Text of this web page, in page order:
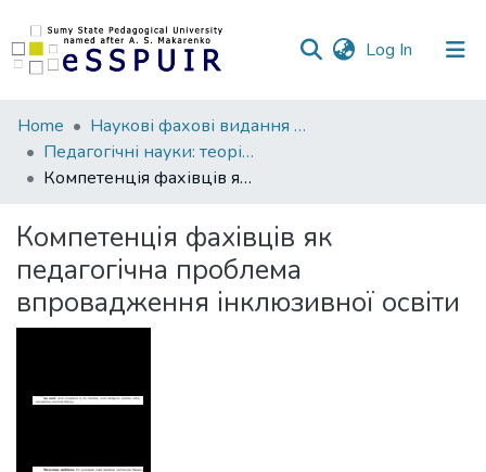
Log In (current)
Communities
&
Collections
Statistics
Home
Наукові фахові видання СумДПУ
Педагогічні науки: теорія, історія, інноваційні технології
Компетенція фахівців як педагогічна проблема впровадження інклюзивної освіти
Компетенція фахівців як
педагогічна проблема
впровадження інклюзивної освіти